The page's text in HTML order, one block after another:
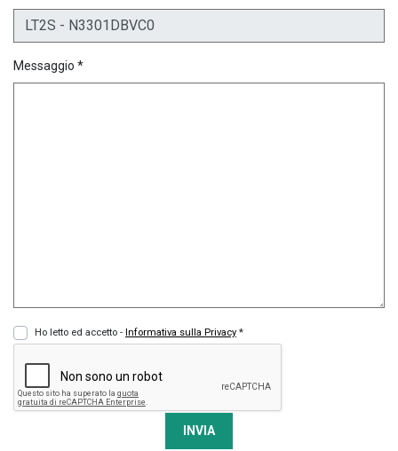
Messaggio *
Ho letto ed accetto - Informativa sulla Privacy *
INVIA